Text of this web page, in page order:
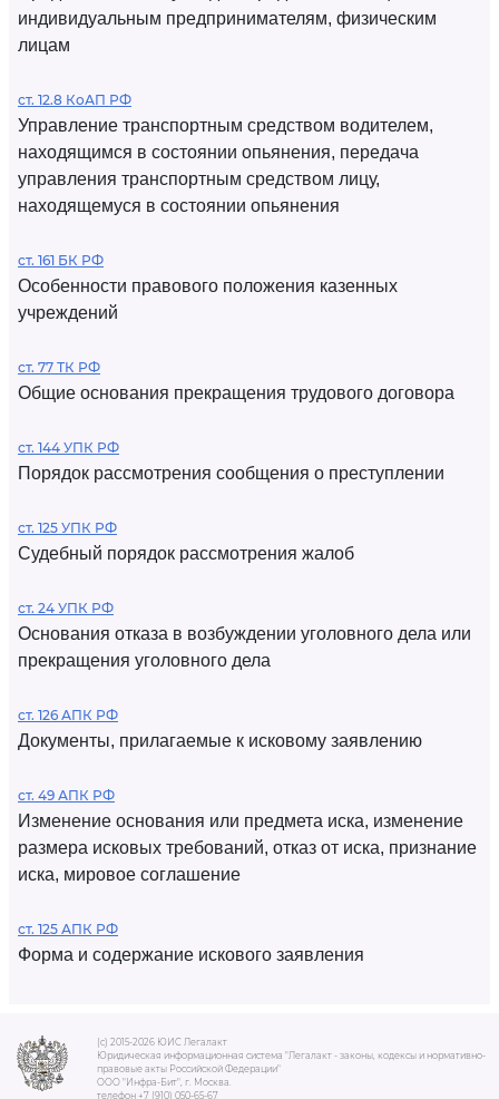
индивидуальным предпринимателям, физическим
лицам
ст. 12.8 КоАП РФ
Управление транспортным средством водителем,
находящимся в состоянии опьянения, передача
управления транспортным средством лицу,
находящемуся в состоянии опьянения
ст. 161 БК РФ
Особенности правового положения казенных
учреждений
ст. 77 ТК РФ
Общие основания прекращения трудового договора
ст. 144 УПК РФ
Порядок рассмотрения сообщения о преступлении
ст. 125 УПК РФ
Судебный порядок рассмотрения жалоб
ст. 24 УПК РФ
Основания отказа в возбуждении уголовного дела или
прекращения уголовного дела
ст. 126 АПК РФ
Документы, прилагаемые к исковому заявлению
ст. 49 АПК РФ
Изменение основания или предмета иска, изменение
размера исковых требований, отказ от иска, признание
иска, мировое соглашение
ст. 125 АПК РФ
Форма и содержание искового заявления
(c) 2015-2026 ЮИС Легалакт
Юридическая информационная система "Легалакт - законы, кодексы и нормативно-
правовые акты Российской Федерации"
ООО "Инфра-Бит", г. Москва.
телефон +7 (910) 050-65-67